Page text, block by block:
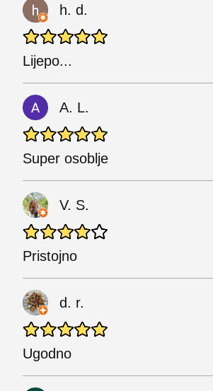
h. d.
Lijepo...
A. L.
Super osoblje
V. S.
Pristojno
d. r.
Ugodno